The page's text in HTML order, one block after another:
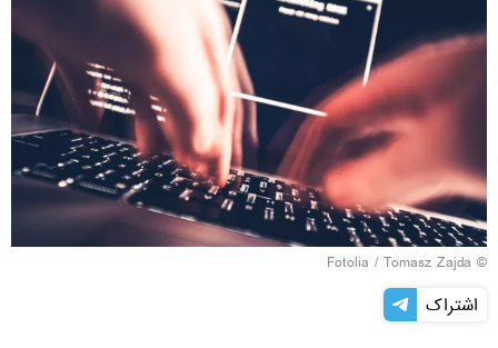
©
Fotolia / Tomasz Zajda
اشتراک